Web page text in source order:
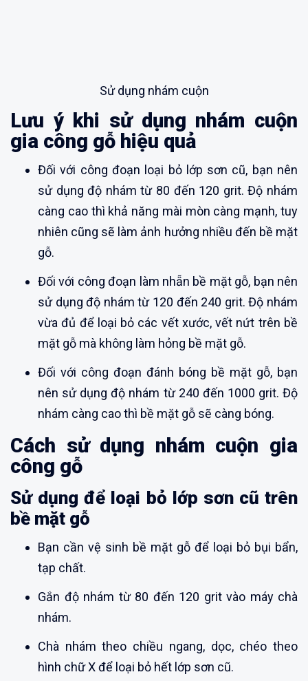
Sử dụng nhám cuộn
Lưu ý khi sử dụng nhám cuộn
gia công gỗ hiệu quả
Đối với công đoạn loại bỏ lớp sơn cũ, bạn nên
sử dụng độ nhám từ 80 đến 120 grit. Độ nhám
càng cao thì khả năng mài mòn càng mạnh, tuy
nhiên cũng sẽ làm ảnh hưởng nhiều đến bề mặt
gỗ.
Đối với công đoạn làm nhẵn bề mặt gỗ, bạn nên
sử dụng độ nhám từ 120 đến 240 grit. Độ nhám
vừa đủ để loại bỏ các vết xước, vết nứt trên bề
mặt gỗ mà không làm hỏng bề mặt gỗ.
Đối với công đoạn đánh bóng bề mặt gỗ, bạn
nên sử dụng độ nhám từ 240 đến 1000 grit. Độ
nhám càng cao thì bề mặt gỗ sẽ càng bóng.
Cách sử dụng nhám cuộn gia
công gỗ
Sử dụng để loại bỏ lớp sơn cũ trên
bề mặt gỗ
Bạn cần vệ sinh bề mặt gỗ để loại bỏ bụi bẩn,
tạp chất.
Gắn độ nhám từ 80 đến 120 grit vào máy chà
nhám.
Chà nhám theo chiều ngang, dọc, chéo theo
hình chữ X để loại bỏ hết lớp sơn cũ.